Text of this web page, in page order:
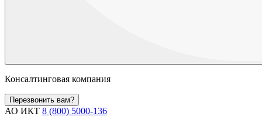
Консалтинговая компания
Перезвонить вам?
АО ИКТ 8 (800) 5000-136